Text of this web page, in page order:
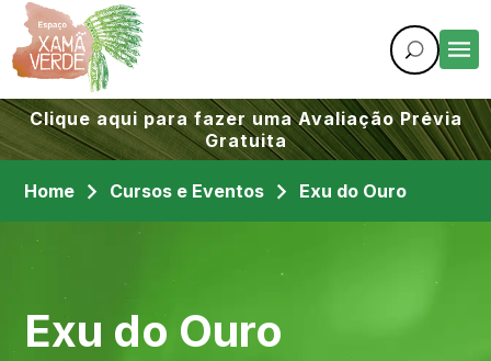
Clique aqui para fazer uma Avaliação Prévia
Gratuita
Home Cursos e Eventos Exu do Ouro
Exu do Ouro